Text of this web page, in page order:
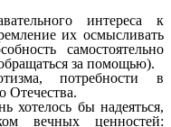
интереса к
их осмысливать
самостоятельно
за помощью).
потребности в
Отечества.
хотелось бы надеяться,
вечных ценностей: